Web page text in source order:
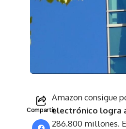
Compartir
Amazon consigue
electrónico logra
286.800 millones.